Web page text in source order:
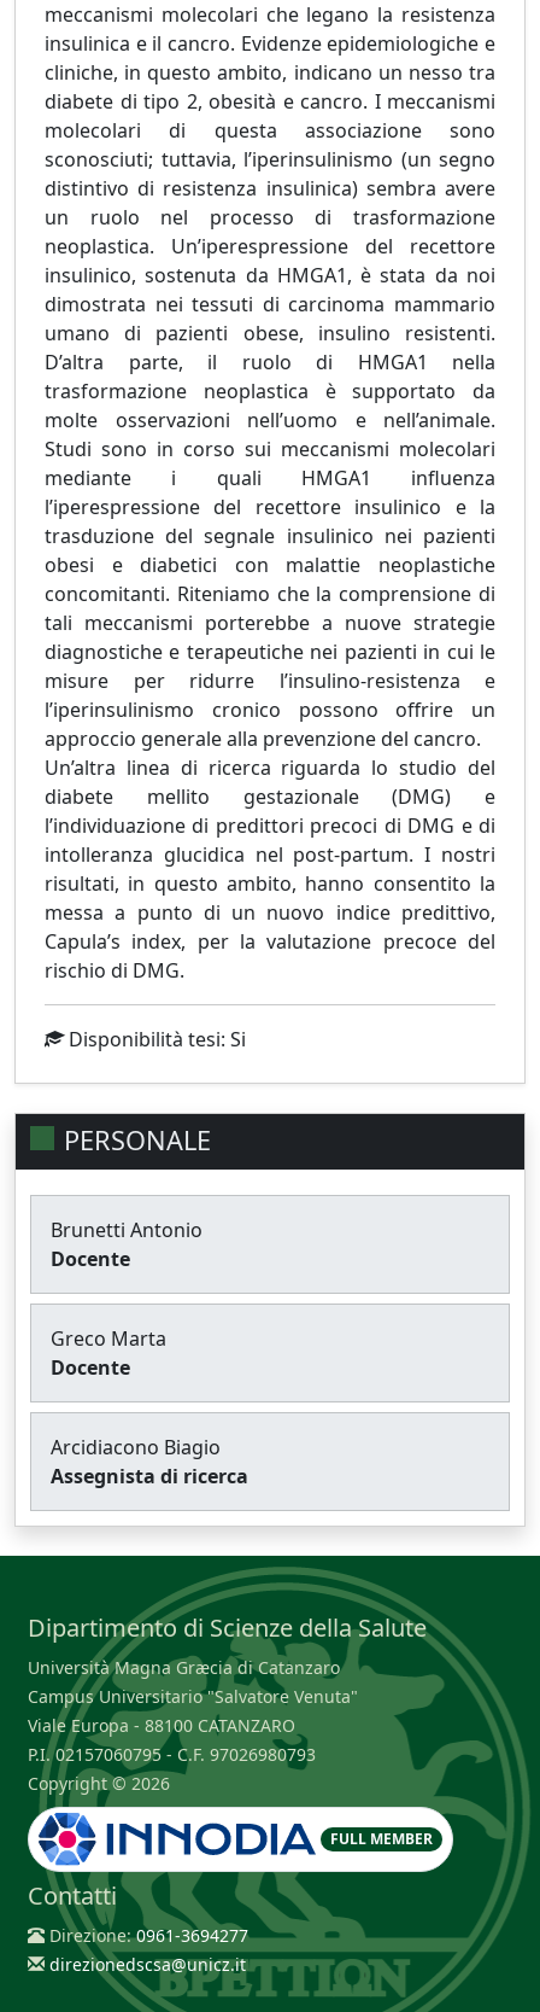
meccanismi molecolari che legano la resistenza
insulinica e il cancro. Evidenze epidemiologiche e
cliniche, in questo ambito, indicano un nesso tra
diabete di tipo 2, obesità e cancro. I meccanismi
molecolari di questa associazione sono
sconosciuti; tuttavia, l’iperinsulinismo (un segno
distintivo di resistenza insulinica) sembra avere
un ruolo nel processo di trasformazione
neoplastica. Un’iperespressione del recettore
insulinico, sostenuta da HMGA1, è stata da noi
dimostrata nei tessuti di carcinoma mammario
umano di pazienti obese, insulino resistenti.
D’altra parte, il ruolo di HMGA1 nella
trasformazione neoplastica è supportato da
molte osservazioni nell’uomo e nell’animale.
Studi sono in corso sui meccanismi molecolari
mediante i quali HMGA1 influenza
l’iperespressione del recettore insulinico e la
trasduzione del segnale insulinico nei pazienti
obesi e diabetici con malattie neoplastiche
concomitanti. Riteniamo che la comprensione di
tali meccanismi porterebbe a nuove strategie
diagnostiche e terapeutiche nei pazienti in cui le
misure per ridurre l’insulino-resistenza e
l’iperinsulinismo cronico possono offrire un
approccio generale alla prevenzione del cancro.
Un’altra linea di ricerca riguarda lo studio del
diabete mellito gestazionale (DMG) e
l’individuazione di predittori precoci di DMG e di
intolleranza glucidica nel post-partum. I nostri
risultati, in questo ambito, hanno consentito la
messa a punto di un nuovo indice predittivo,
Capula’s index, per la valutazione precoce del
rischio di DMG.
Disponibilità tesi: Si
PERSONALE
Brunetti Antonio
Docente
Greco Marta
Docente
Arcidiacono Biagio
Assegnista di ricerca
Dipartimento di Scienze della Salute
Università Magna Græcia di Catanzaro
Campus Universitario "Salvatore Venuta"
Viale Europa - 88100 CATANZARO
P.I. 02157060795 - C.F. 97026980793
Copyright © 2026
FULL MEMBER
Contatti
Direzione:0961-3694277
direzionedscsa@unicz.it